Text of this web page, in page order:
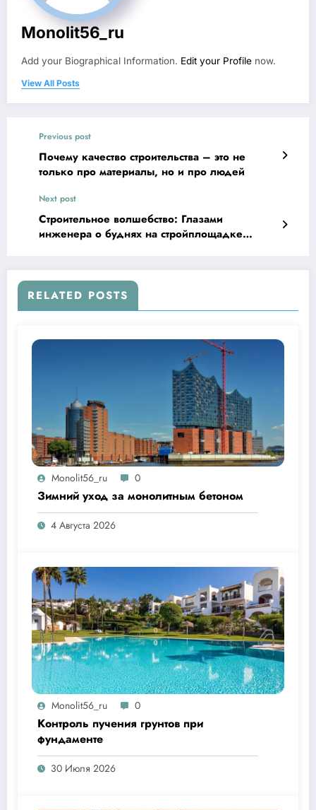
Monolit56_ru
Add your Biographical Information. Edit your Profile now.
View All Posts
Previous post
Почему качество строительства – это не
только про материалы, но и про людей
Next post
Строительное волшебство: Глазами
инженера о буднях на стройплощадке
RELATED POSTS
Monolit56_ru 0
Зимний уход за монолитным бетоном
4 Августа 2026
Monolit56_ru 0
Контроль пучения грунтов при
фундаменте
30 Июля 2026